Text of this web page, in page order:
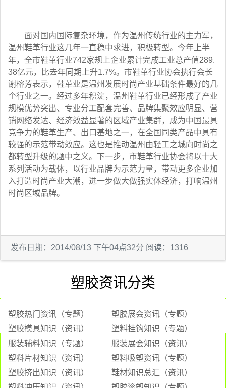
面对国内国际复杂环境，作为温州传统行业的主力军，
温州鞋革行业这几年一直稳中求进，积极转型。今年上半
年，全市鞋革行业742家规上企业累计完成工业总产值289.
38亿元，比去年同期上升1.7%。市鞋革行业协会执行会长
谢榕芳表示，鞋革业是温州发展时尚产业基础条件最好的几
个行业之一。经过多年积淀，温州鞋革行业已经形成了产业
规模优势突出、专业分工配套完善、品牌集聚效应明显、营
销网络发达、经济效益显著的区域产业集群，成为中国最具
竞争力的鞋革生产、出口基地之一，在全国同类产品中具有
较强的示范带动效应。这也是推动温州由轻工之城向时尚之
都转型升级的题中之义。下一步，市鞋革行业协会将以十大
系列活动为载体，以行业品牌为示范力量，带动更多企业加
入打造时尚产业大潮，进一步做大做强实体经济，打响温州
时尚区域品牌。
发布日期：2014/08/13 下午04点32分 阅读：1316
塑胶资讯分类
塑胶热门资讯（专题）
塑胶展会资讯（专题）
塑胶模具知识（资讯）
塑料挂钩知识（专题）
服装辅料知识（专题）
服装展会知识（资讯）
塑料片材知识（资讯）
塑料吸塑资讯（专题）
塑胶挤出知识（资讯）
鞋材知识总汇（资讯）